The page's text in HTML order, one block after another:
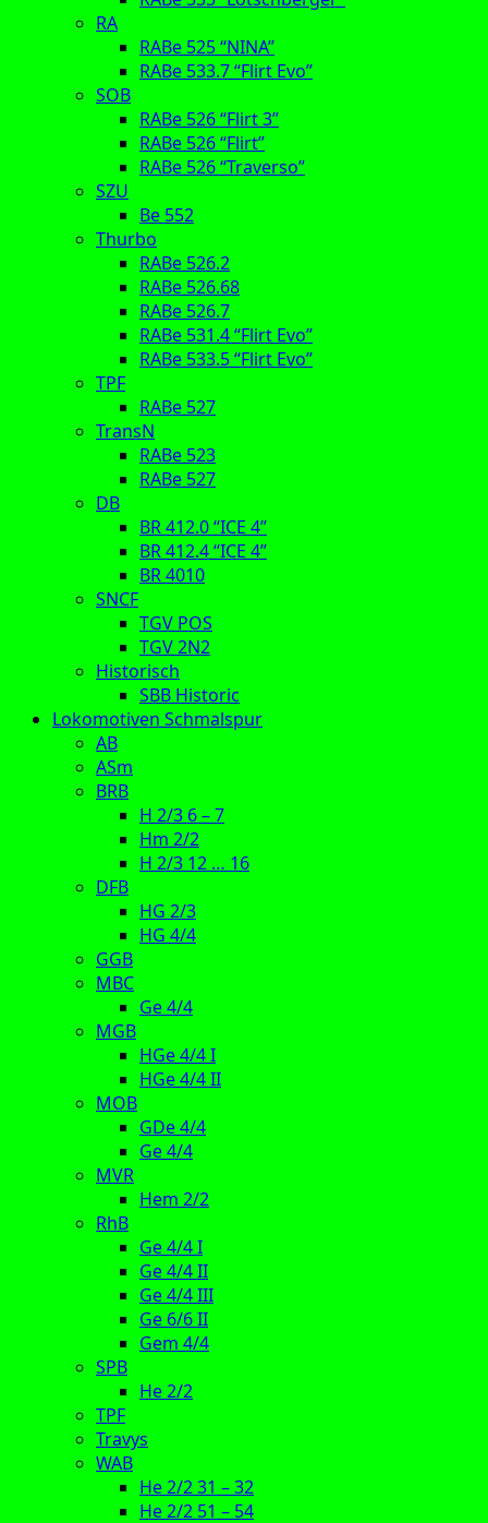
RA
RABe 525 “NINA”
RABe 533.7 “Flirt Evo”
SOB
RABe 526 “Flirt 3”
RABe 526 “Flirt”
RABe 526 “Traverso”
SZU
Be 552
Thurbo
RABe 526.2
RABe 526.68
RABe 526.7
RABe 531.4 “Flirt Evo”
RABe 533.5 “Flirt Evo”
TPF
RABe 527
TransN
RABe 523
RABe 527
DB
BR 412.0 “ICE 4”
BR 412.4 “ICE 4”
BR 4010
SNCF
TGV POS
TGV 2N2
Historisch
SBB Historic
Lokomotiven Schmalspur
AB
ASm
BRB
H 2/3 6 – 7
Hm 2/2
H 2/3 12 … 16
DFB
HG 2/3
HG 4/4
GGB
MBC
Ge 4/4
MGB
HGe 4/4 I
HGe 4/4 II
MOB
GDe 4/4
Ge 4/4
MVR
Hem 2/2
RhB
Ge 4/4 I
Ge 4/4 II
Ge 4/4 III
Ge 6/6 II
Gem 4/4
SPB
He 2/2
TPF
Travys
WAB
He 2/2 31 – 32
He 2/2 51 – 54